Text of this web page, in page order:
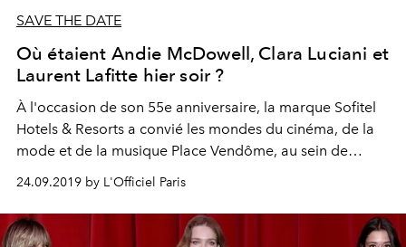
SAVE THE DATE
Où étaient Andie McDowell, Clara Luciani et
Laurent Lafitte hier soir ?
À l'occasion de son 55e anniversaire, la marque Sofitel
Hotels & Resorts a convié les mondes du cinéma, de la
mode et de la musique Place Vendôme, au sein de
l'emblématique Hotel d'Evreux, pour un dîner
d'exception orchestré par le chef multi-étoilé Yannick
Alléno.
24.09.2019 by L'Officiel Paris